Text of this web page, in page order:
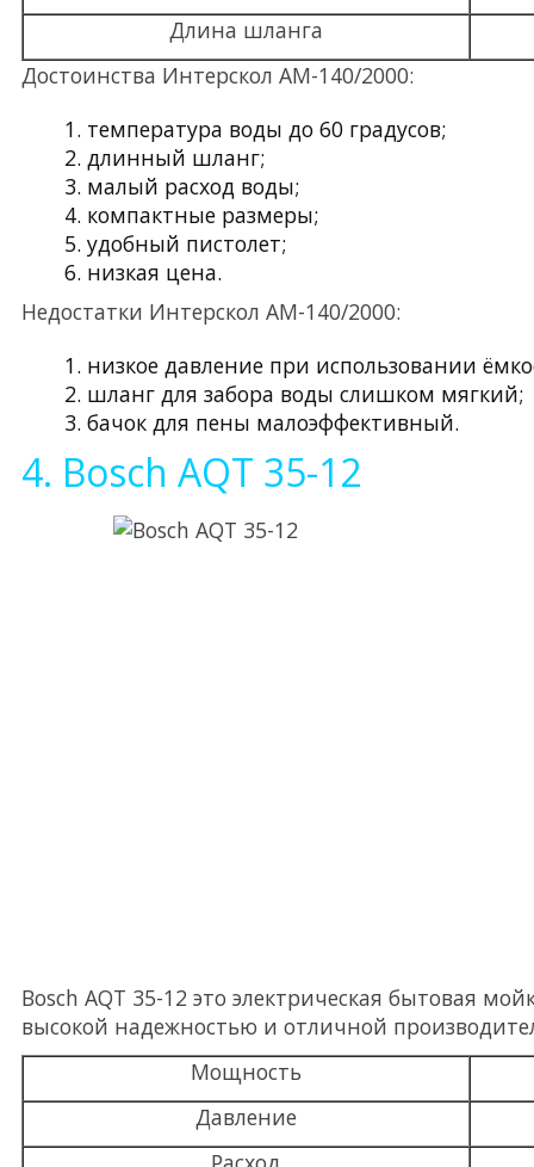
Длина шланга
Достоинства Интерскол АМ-140/2000:
температура воды до 60 градусов;
длинный шланг;
малый расход воды;
компактные размеры;
удобный пистолет;
низкая цена.
Недостатки Интерскол АМ-140/2000:
низкое давление при использовании
шланг для забора воды слишком мягкий;
бачок для пены малоэффективный.
4. Bosch AQT 35-12
Bosch AQT 35-12 это электрическая бытовая
высокой надежностью и отличной
Мощность
Давление